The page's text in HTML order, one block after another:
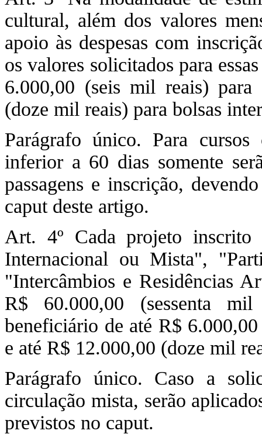
cultural, além dos valores
apoio às despesas com
os valores solicitados para
6.000,00 (seis mil reais)
(doze mil reais) para bolsas
Parágrafo único. Para
inferior a 60 dias somente
passagens e inscrição,
caput deste artigo.
Art. 4º Cada projeto inscrito
Internacional ou Mista",
"Intercâmbios e Residências
R$ 60.000,00 (sessenta
beneficiário de até R$
e até R$ 12.000,00 (doze mil
Parágrafo único. Caso a
circulação mista, serão
previstos no caput.